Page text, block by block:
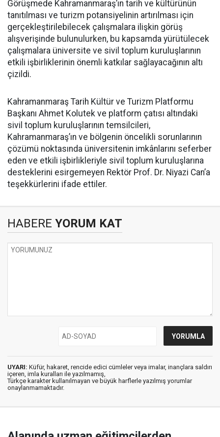
Görüşmede Kahramanmaraş’ın tarih ve kültürünün
tanıtılması ve turizm potansiyelinin artırılması için
gerçekleştirilebilecek çalışmalara ilişkin görüş
alışverişinde bulunulurken, bu kapsamda yürütülecek
çalışmalara üniversite ve sivil toplum kuruluşlarının
etkili işbirliklerinin önemli katkılar sağlayacağının altı
çizildi.
Kahramanmaraş Tarih Kültür ve Turizm Platformu
Başkanı Ahmet Kolutek ve platform çatısı altındaki
sivil toplum kuruluşlarının temsilcileri,
Kahramanmaraş’ın ve bölgenin öncelikli sorunlarının
çözümü noktasında üniversitenin imkânlarını seferber
eden ve etkili işbirlikleriyle sivil toplum kuruluşlarına
desteklerini esirgemeyen Rektör Prof. Dr. Niyazi Can’a
teşekkürlerini ifade ettiler.
HABERE YORUM KAT
UYARI: Küfür, hakaret, rencide edici cümleler veya imalar, inançlara saldırı
içeren, imla kuralları ile yazılmamış,
Türkçe karakter kullanılmayan ve büyük harflerle yazılmış yorumlar
onaylanmamaktadır.